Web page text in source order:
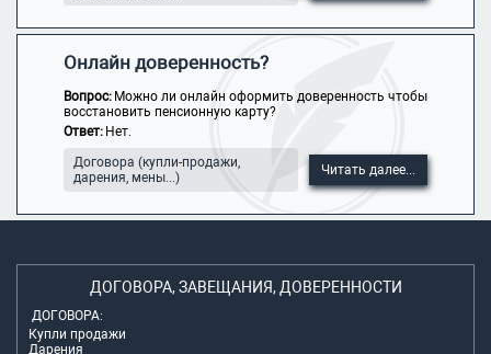
Онлайн доверенность?
Вопрос: Можно ли онлайн оформить доверенность чтобы
восстановить пенсионную карту?
Ответ: Нет.
Договора (купли-продажи,
дарения, мены...)
Читать далее...
ДОГОВОРА, ЗАВЕЩАНИЯ, ДОВЕРЕННОСТИ
ДОГОВОРА:
Купли продажи
Дарения